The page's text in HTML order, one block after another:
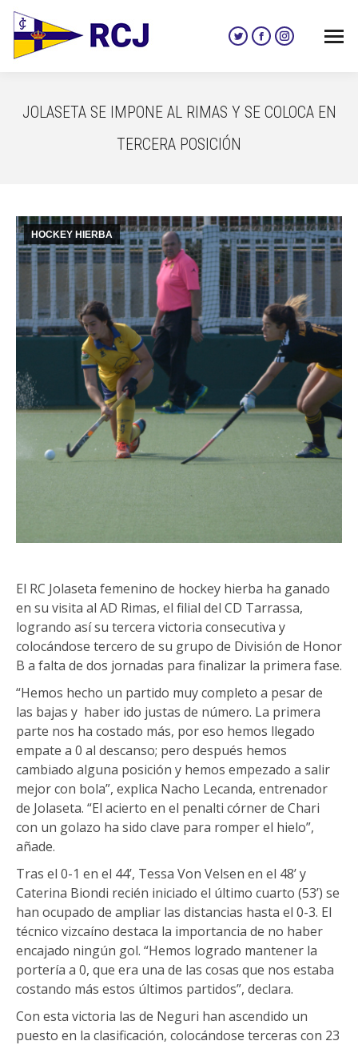
Twitter
in
new
window
Facebook
in
new
Instagram
in
new
JOLASETA SE IMPONE AL RIMAS Y SE COLOCA EN
TERCERA POSICIÓN
HOCKEY HIERBA
El RC Jolaseta femenino de hockey hierba ha ganado
en su visita al AD Rimas, el filial del CD Tarrassa,
logrando así su tercera victoria consecutiva y
colocándose tercero de su grupo de División de Honor
B a falta de dos jornadas para finalizar la primera fase.
“Hemos hecho un partido muy completo a pesar de
las bajas y haber ido justas de número. La primera
parte nos ha costado más, por eso hemos llegado
empate a 0 al descanso; pero después hemos
cambiado alguna posición y hemos empezado a salir
mejor con bola”, explica Nacho Lecanda, entrenador
de Jolaseta. “El acierto en el penalti córner de Chari
con un golazo ha sido clave para romper el hielo”,
añade.
Tras el 0-1 en el 44’, Tessa Von Velsen en el 48’ y
Caterina Biondi recién iniciado el último cuarto (53’) se
han ocupado de ampliar las distancias hasta el 0-3. El
técnico vizcaíno destaca la importancia de no haber
encajado ningún gol. “Hemos logrado mantener la
portería a 0, que era una de las cosas que nos estaba
costando más estos últimos partidos”, declara.
Con esta victoria las de Neguri han ascendido un
puesto en la clasificación, colocándose terceras con 23